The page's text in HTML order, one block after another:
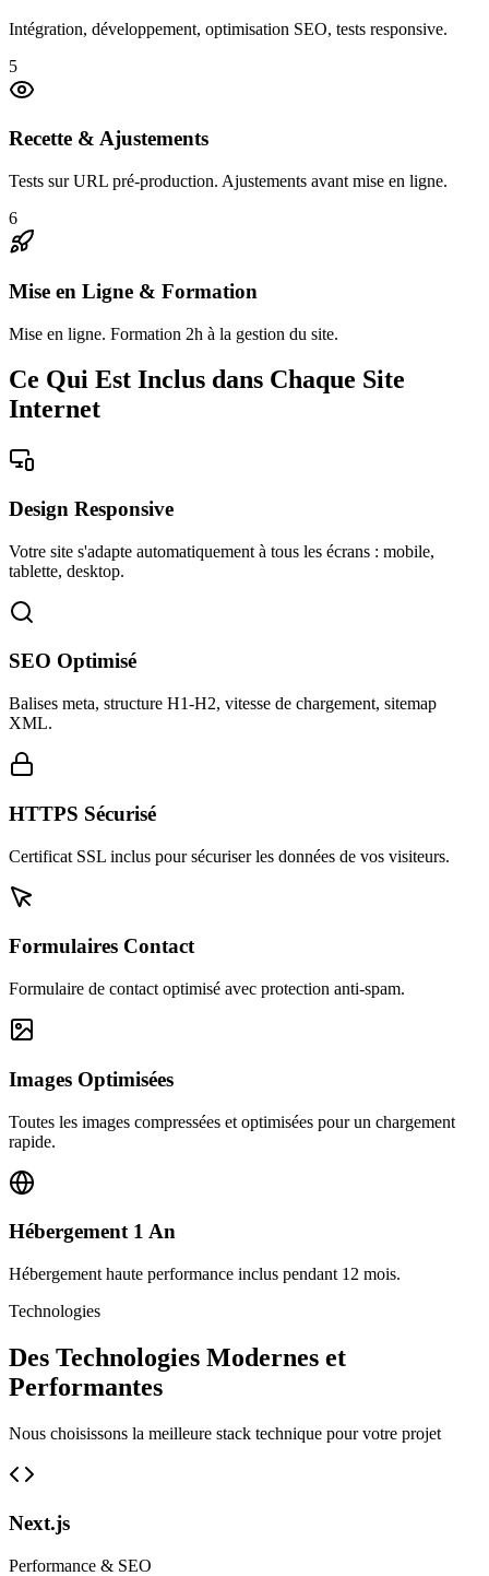
Intégration, développement, optimisation SEO, tests responsive.
5
Recette & Ajustements
Tests sur URL pré-production. Ajustements avant mise en ligne.
6
Mise en Ligne & Formation
Mise en ligne. Formation 2h à la gestion du site.
Ce Qui Est Inclus dans Chaque Site
Internet
Design Responsive
Votre site s'adapte automatiquement à tous les écrans : mobile,
tablette, desktop.
SEO Optimisé
Balises meta, structure H1-H2, vitesse de chargement, sitemap
XML.
HTTPS Sécurisé
Certificat SSL inclus pour sécuriser les données de vos visiteurs.
Formulaires Contact
Formulaire de contact optimisé avec protection anti-spam.
Images Optimisées
Toutes les images compressées et optimisées pour un chargement
rapide.
Hébergement 1 An
Hébergement haute performance inclus pendant 12 mois.
Technologies
Des Technologies Modernes et
Performantes
Nous choisissons la meilleure stack technique pour votre projet
Next.js
Performance & SEO